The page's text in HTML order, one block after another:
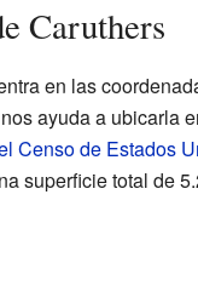
Caruthers
en las
nos ayuda a ubicarla
Censo de Estados
superficie total de